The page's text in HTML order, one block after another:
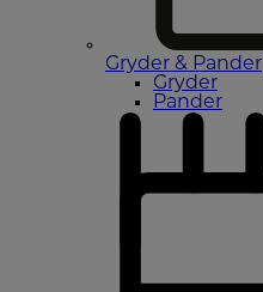
Gryder & Pander
Gryder
Pander